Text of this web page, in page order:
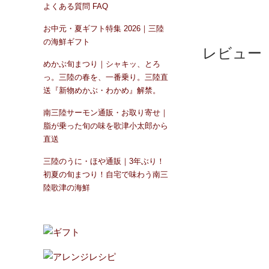
レビュー
よくある質問 FAQ
お中元・夏ギフト特集 2026｜三陸
の海鮮ギフト
めかぶ旬まつり｜シャキッ、とろ
っ。三陸の春を、一番乗り。三陸直
送『新物めかぶ・わかめ』解禁。
南三陸サーモン通販・お取り寄せ｜
脂が乗った旬の味を歌津小太郎から
直送
三陸のうに・ほや通販｜3年ぶり！
初夏の旬まつり！自宅で味わう南三
陸歌津の海鮮